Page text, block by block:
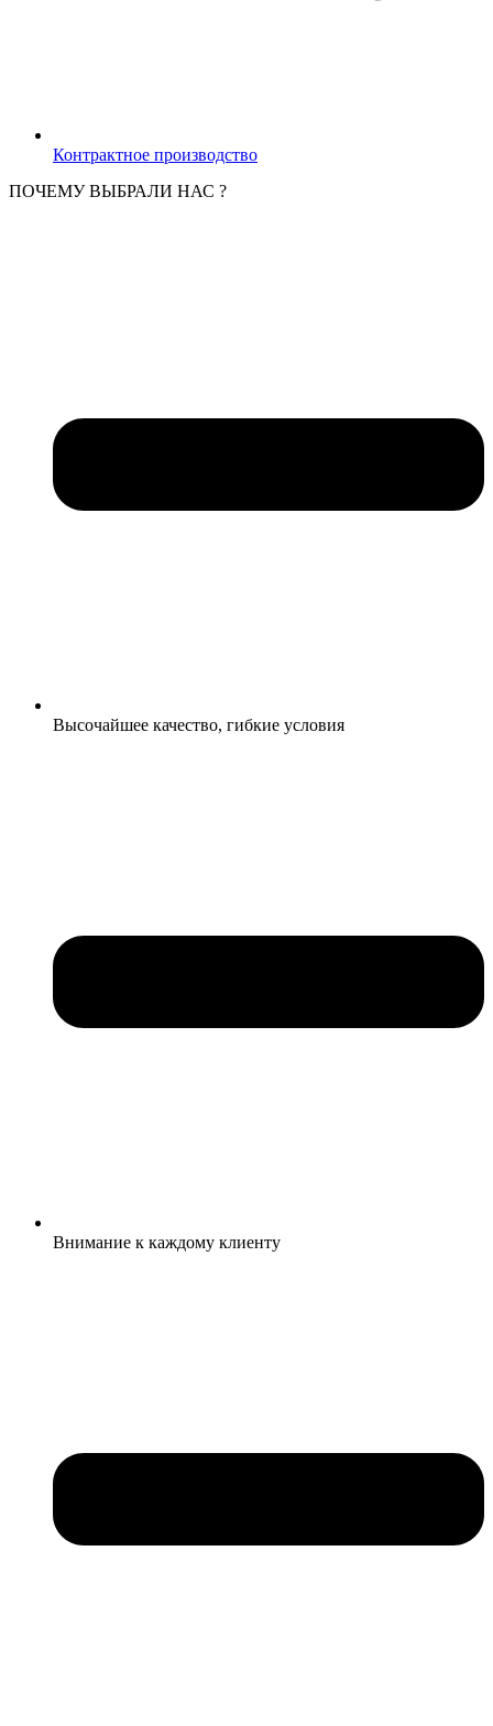
Контрактное производство
ПОЧЕМУ ВЫБРАЛИ НАС ?
Высочайшее качество, гибкие условия
Внимание к каждому клиенту